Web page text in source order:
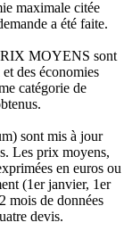
maximale citée
a été faite.
MOYENS sont
des économies
catégorie de
sont mis à jour
Les prix moyens,
en euros ou
(1er janvier, 1er
mois de données
devis.